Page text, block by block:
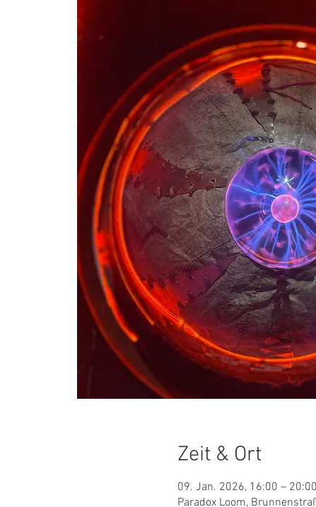
Zeit & Ort
09. Jan. 2026, 16:00 – 20:00
Paradox Loom,